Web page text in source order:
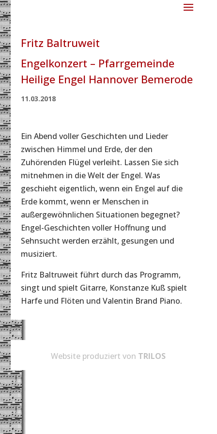
Fritz Baltruweit
Engelkonzert – Pfarrgemeinde
Heilige Engel Hannover Bemerode
11.03.2018
Ein Abend voller Geschichten und Lieder
zwischen Himmel und Erde, der den
Zuhörenden Flügel verleiht. Lassen Sie sich
mitnehmen in die Welt der Engel. Was
geschieht eigentlich, wenn ein Engel auf die
Erde kommt, wenn er Menschen in
außergewöhnlichen Situationen begegnet?
Engel-Geschichten voller Hoffnung und
Sehnsucht werden erzählt, gesungen und
musiziert.
Fritz Baltruweit führt durch das Programm,
singt und spielt Gitarre, Konstanze Kuß spielt
Harfe und Flöten und Valentin Brand Piano.
Website produziert von TRILOS